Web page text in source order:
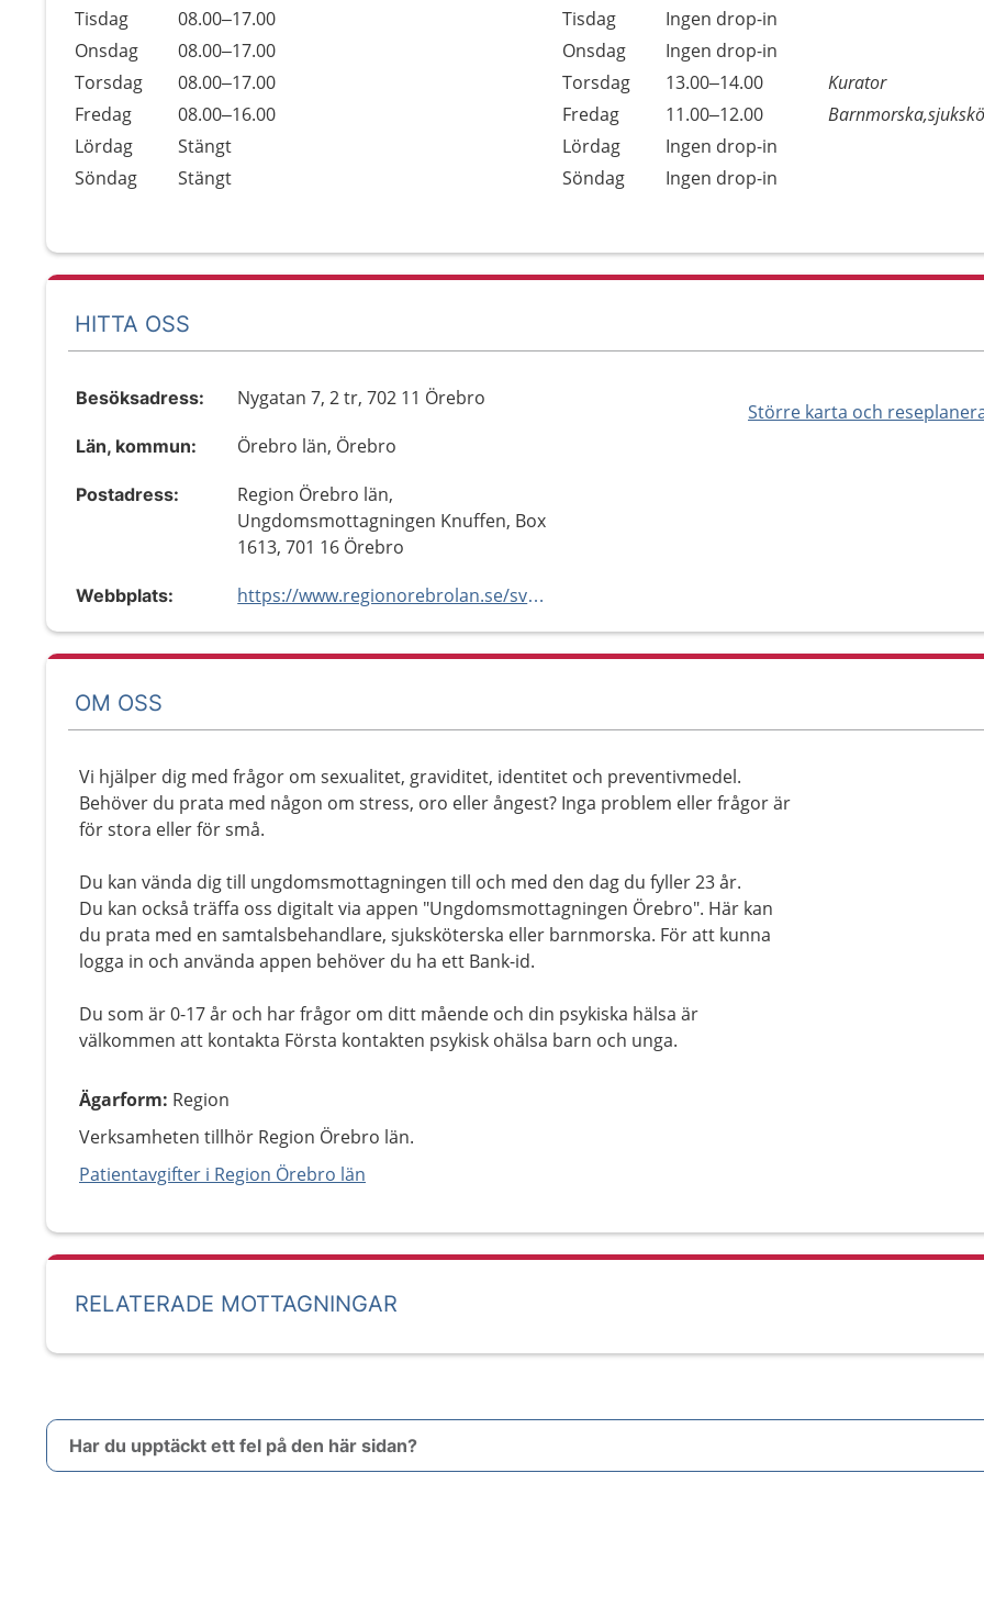
Tisdag
08.00–17.00
Onsdag
08.00–17.00
Torsdag
08.00–17.00
Fredag
08.00–16.00
Lördag
Stängt
Söndag
Stängt
Tisdag
Ingen drop-in
Onsdag
Ingen drop-in
Torsdag
13.00–14.00
Kurator
Fredag
11.00–12.00
Lördag
Ingen drop-in
Söndag
Ingen drop-in
HITTA OSS
Större karta och
Besöksadress: Nygatan 7, 2 tr, 702 11 Örebro
Län, kommun: Örebro län, Örebro
Postadress:
Region Örebro län,
Ungdomsmottagningen Knuffen, Box
1613, 701 16 Örebro
Webbplats: https://www.regionorebrolan.se/sv/vard-och-halsa/ovriga-enheter/primarvardsgemensamma-enheter/ungdomsmottagningen-orebro-lan/
OM OSS
Vi hjälper dig med frågor om sexualitet, graviditet, identitet och preventivmedel.
Behöver du prata med någon om stress, oro eller ångest? Inga problem eller frågor är
för stora eller för små.
Du kan vända dig till ungdomsmottagningen till och med den dag du fyller 23 år.
Du kan också träffa oss digitalt via appen "Ungdomsmottagningen Örebro". Här kan
du prata med en samtalsbehandlare, sjuksköterska eller barnmorska. För att kunna
logga in och använda appen behöver du ha ett Bank-id.
Du som är 0-17 år och har frågor om ditt mående och din psykiska hälsa är
välkommen att kontakta Första kontakten psykisk ohälsa barn och unga.
Ägarform: Region
Verksamheten tillhör Region Örebro län.
Patientavgifter i Region Örebro län
RELATERADE MOTTAGNINGAR
Har du upptäckt ett fel på den här sidan?